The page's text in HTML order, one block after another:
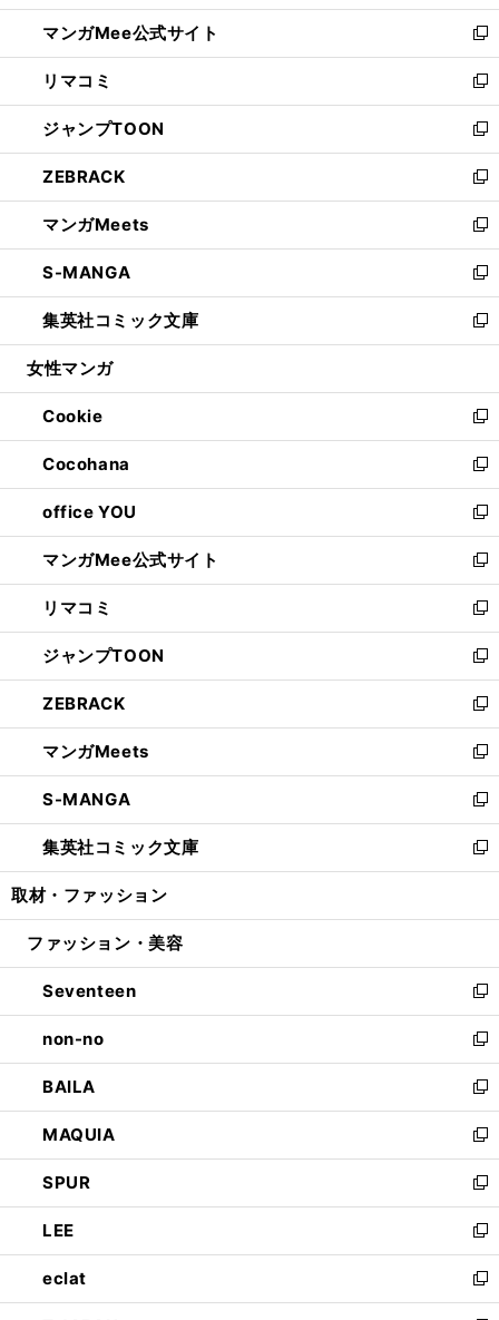
開
く
ン
ド
ウ
で
開
く
ウ
ィ
ン
ド
ウ
で
開
く
し
い
ウ
ィ
ン
ド
ウ
で
開
く
マンガMee公式サイト
新
し
い
ウ
ィ
ン
ド
ウ
で
開
く
リマコミ
新
し
い
ウ
ィ
ン
ド
ウ
で
開
く
ジャンプTOON
新
し
い
ウ
ィ
ン
ド
ウ
で
開
ZEBRACK
新
し
い
ウ
ィ
ン
ド
ウ
開
く
マンガMeets
新
し
い
ウ
ィ
ン
ウ
で
開
く
S-MANGA
新
し
い
ウ
ン
ド
ウ
で
開
く
集英社コミック文庫
新
し
ウ
ィ
ン
ド
ウ
で
開
く
女性マンガ
Cookie
新
し
い
ウ
ィ
ン
ド
ウ
で
開
く
Cocohana
新
し
い
ウ
ィ
ン
ド
ウ
で
開
く
office YOU
新
し
い
ウ
ィ
ン
ド
ウ
で
開
く
マンガMee公式サイト
新
し
い
ウ
ィ
ン
ド
ウ
で
開
く
リマコミ
新
し
い
ウ
ィ
ン
ド
ウ
で
開
く
ジャンプTOON
新
し
い
ウ
ィ
ン
ド
ウ
で
開
ZEBRACK
新
し
い
ウ
ィ
ン
ド
ウ
開
マンガMeets
新
し
い
ウ
ィ
ン
ウ
開
く
S-MANGA
新
し
い
ウ
ン
ウ
で
開
く
集英社コミック文庫
新
し
ウ
ン
ド
ウ
で
開
く
取材・ファッション
ファッション・美容
Seventeen
新
し
い
ウ
ィ
ン
ド
ウ
で
開
く
non-no
新
し
い
ウ
ィ
ン
ド
ウ
で
開
く
BAILA
新
し
い
ウ
ィ
ン
ド
ウ
で
開
MAQUIA
新
し
い
ウ
ィ
ン
ド
ウ
SPUR
新
し
い
ウ
ィ
ン
LEE
新
し
い
ウ
eclat
新
し